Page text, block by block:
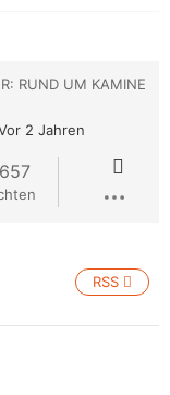
RUND UM KAMINE
2 Jahren
657
RSS